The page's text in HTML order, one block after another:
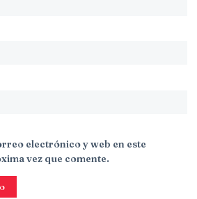
electrónico y web en este
vez que comente.